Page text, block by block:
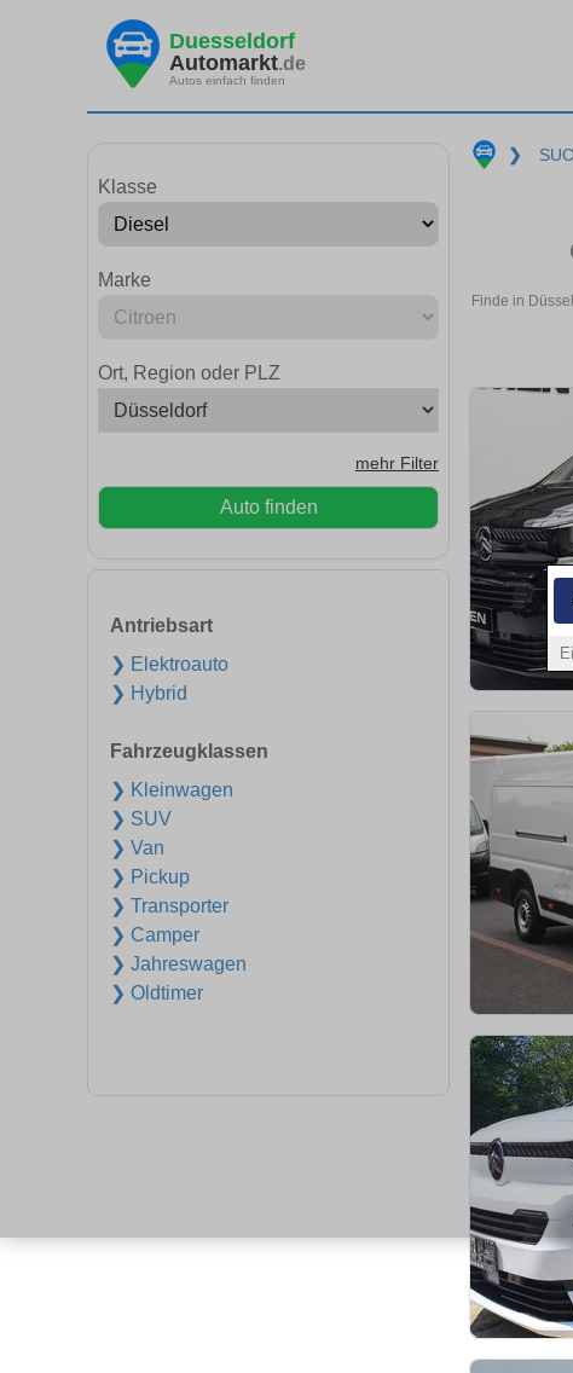
Duesseldorf
Automarkt.de
Autos einfach finden
Klasse
Marke
Ort, Region oder PLZ
mehr Filter
Auto finden
Antriebsart
❯ Elektroauto
❯ Hybrid
Fahrzeugklassen
❯ Kleinwagen
❯ SUV
❯ Van
❯ Pickup
❯ Transporter
❯ Camper
❯ Jahreswagen
❯ Oldtimer
❯
Finde in